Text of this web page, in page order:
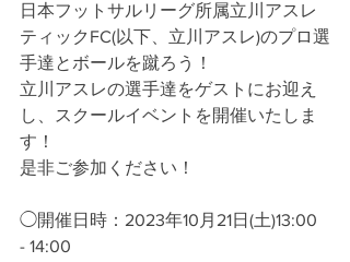
日本フットサルリーグ所属立川アスレ
ティックFC(以下、立川アスレ)のプロ選
手達とボールを蹴ろう！
立川アスレの選手達をゲストにお迎え
し、スクールイベントを開催いたしま
す！
是非ご参加ください！
◯開催日時：2023年10月21日(土)13:00
- 14:00